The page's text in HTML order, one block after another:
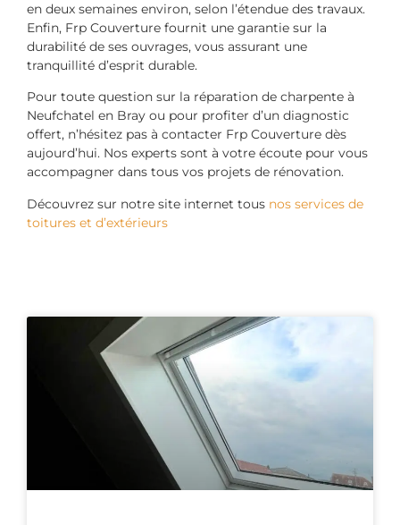
en deux semaines environ, selon l’étendue des travaux.
Enfin, Frp Couverture fournit une garantie sur la
durabilité de ses ouvrages, vous assurant une
tranquillité d’esprit durable.
Pour toute question sur la réparation de charpente à
Neufchatel en Bray ou pour profiter d’un diagnostic
offert, n’hésitez pas à contacter Frp Couverture dès
aujourd’hui. Nos experts sont à votre écoute pour vous
accompagner dans tous vos projets de rénovation.
Découvrez sur notre site internet tous nos services de
toitures et d’extérieurs